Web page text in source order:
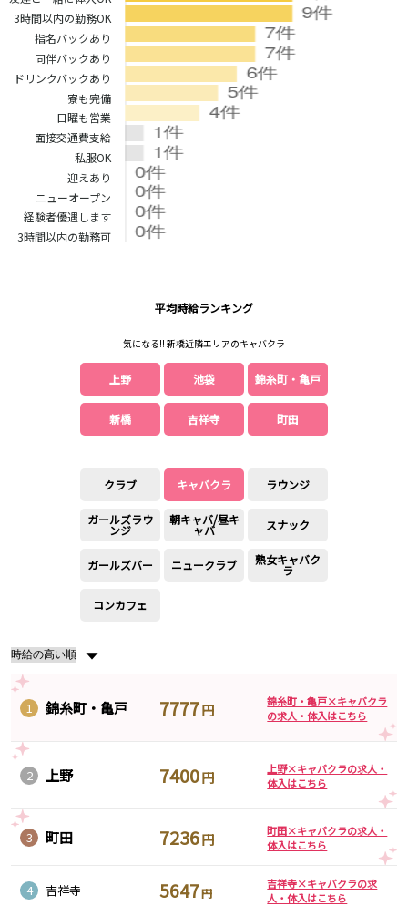
3時間以内の勤務OK
指名バックあり
同伴バックあり
ドリンクバックあり
寮も完備
日曜も営業
面接交通費支給
私服OK
迎えあり
ニューオープン
経験者優遇します
3時間以内の勤務可
平均時給ランキング
気になる!! 新橋近隣エリアのキャバクラ
上野 池袋 錦糸町・亀戸
新橋 吉祥寺 町田
クラブ キャバクラ ラウンジ
ガールズラウ
ンジ
朝キャバ/昼キ
ャバ スナック
ガールズバー ニュークラブ 熟女キャバク
ラ
コンカフェ
▼
1 錦糸町・亀戸 7777円
錦糸町・亀戸×キャバクラ
の求人・体入はこちら
2 上野 7400円
上野×キャバクラの求人・
体入はこちら
3 町田 7236円
町田×キャバクラの求人・
体入はこちら
4 吉祥寺 5647円
吉祥寺×キャバクラの求
人・体入はこちら
湯島駅
町屋駅
表参道駅
都営新宿線
本八幡駅
新宿三丁目駅
小川町駅
瑞江駅
船堀駅
北千住駅
研究学園駅
守谷駅
三郷中央駅
八潮駅
東急大井町線
旗の台駅
京急本線
京急蒲田駅
横須賀中央駅
日ノ出町駅
平和島駅
京王井の頭線
井の頭公園駅
明大前駅
JR八高線(八王子～高麗川)
八王子駅 東飯能駅